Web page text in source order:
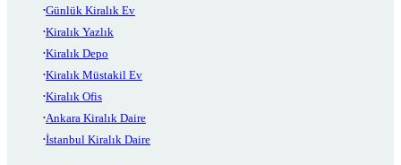
Günlük Kiralık Ev
Kiralık Yazlık
Kiralık Depo
Kiralık Müstakil Ev
Kiralık Ofis
Ankara Kiralık Daire
İstanbul Kiralık Daire